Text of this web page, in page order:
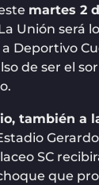
martes 2
Unión será
Deportivo
de ser el
también a
SC
que